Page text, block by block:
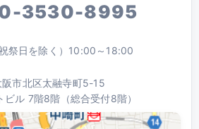
3530-8995
祭日を除く）10:00～18:00
阪市北区太融寺町5-15
ビル 7階8階（総合受付8階）